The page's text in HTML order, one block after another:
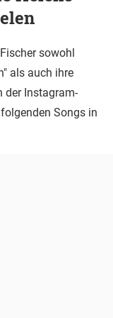
sowohl
als auch ihre
der Instagram-
Songs in